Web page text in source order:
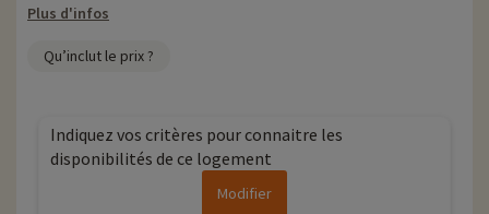
Plus d'infos
Qu’inclut le prix ?
Indiquez vos critères pour connaitre les
disponibilités de ce logement
Modifier